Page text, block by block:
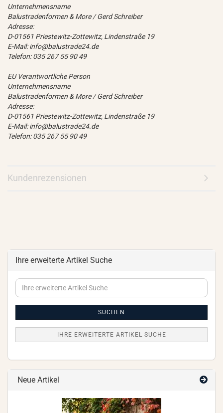
Unternehmensname
Balustradenformen & More / Gerd Schreiber
Adresse:
D-01561 Priestewitz-Zottewitz, Lindenstraße 19
E-Mail: info@balustrade24.de
Telefon: 035 267 55 90 49
EU Verantwortliche Person
Unternehmensname
Balustradenformen & More / Gerd Schreiber
Adresse:
D-01561 Priestewitz-Zottewitz, Lindenstraße 19
E-Mail: info@balustrade24.de
Telefon: 035 267 55 90 49
Kundenrezensionen
Ihre erweiterte Artikel Suche
Ihre
erweiterte
SUCHEN
IHRE ERWEITERTE ARTIKEL SUCHE
Neue Artikel